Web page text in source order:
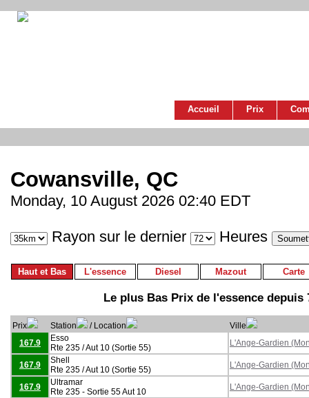
Accueil Prix
Cowansville, QC
Monday, 10 August 2026 02:40 EDT
Rayon sur le dernier Heures
Haut et Bas L'essence Diesel Mazout Carte
Le plus Bas Prix de l'essence depuis
Prix Station / Location
Ville
167.9
Esso
Rte 235 / Aut 10 (Sortie 55)
L'Ange-Gardien
167.9
Shell
Rte 235 / Aut 10 (Sortie 55)
L'Ange-Gardien
167.9
Ultramar
Rte 235 - Sortie 55 Aut 10
L'Ange-Gardien